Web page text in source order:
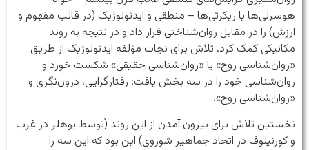
هوسرلی‌ها یا ریکرتی‌ها – منطقی و ایدئولوژیک (در قالب مفهوم و
ارزش) را در مقابل روان‌شناختی قرار داد و در نتیجه به روند
مکانیکی کمک کرد. تلاش برای نجات مؤلفه ایدئولوژیک از طریق
«روان‌شناسی روح» یا «روان‌شناسی حقیقی» شکست خورد و
روان‌شناسی خود را در سه بخش یافت: رفتارگرایی، درون‌نگری و
«روان‌شناسی روح».
نخستین تلاش برای بیرون آمدن از این روند (توسط بوهلر در غرب
و کورنیلوف در اتحاد جماهیر شوروی) این بود که این سه را